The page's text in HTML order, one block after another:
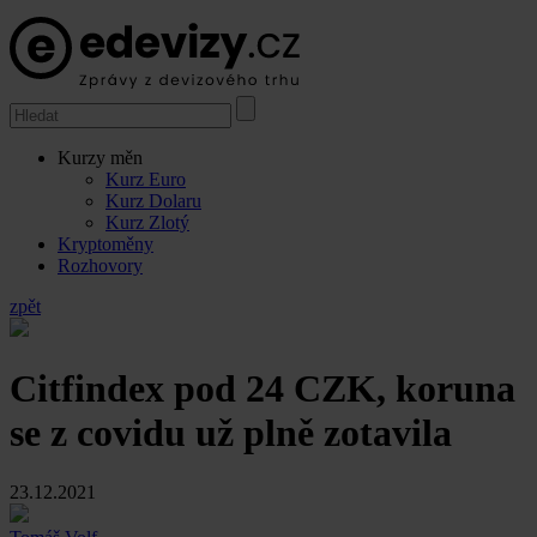
Kurzy měn
Kurz Euro
Kurz Dolaru
Kurz Zlotý
Kryptoměny
Rozhovory
zpět
Citfindex pod 24 CZK, koruna
se z covidu už plně zotavila
23.12.2021